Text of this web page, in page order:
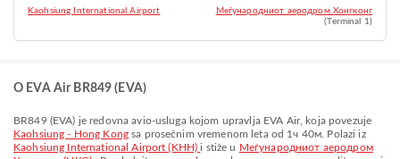
Kaohsiung International Airport
Меѓународниот аеродром Хонгконг
(Terminal 1)
O EVA Air BR849 (EVA)
BR849(EVA) je redovna avio-usluga kojom upravlja EVA Air, koja povezuje
Kaohsiung - Hong Kongsa prosečnim vremenom leta od 1ч 40м . Polazi iz
Kaohsiung International Airport (KHH)i stiže u Меѓународниот аеродром